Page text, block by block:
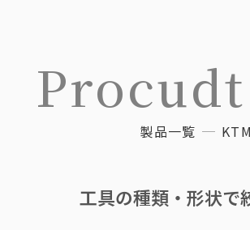
製品一覧 KTM
工具の種類・形状で